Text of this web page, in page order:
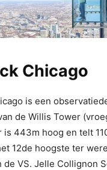
Chicago
is een
de Willis Tower
is 443m hoog en telt
12de hoogste ter
de VS. Jelle Collignon